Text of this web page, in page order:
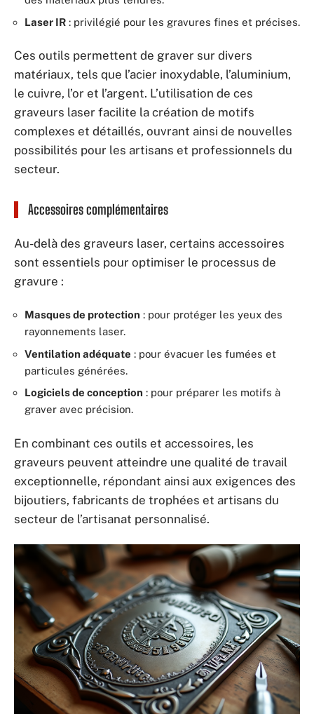
Laser IR : privilégié pour les gravures fines et précises.
Ces outils permettent de graver sur divers
matériaux, tels que l’acier inoxydable, l’aluminium,
le cuivre, l’or et l’argent. L’utilisation de ces
graveurs laser facilite la création de motifs
complexes et détaillés, ouvrant ainsi de nouvelles
possibilités pour les artisans et professionnels du
secteur.
Accessoires complémentaires
Au-delà des graveurs laser, certains accessoires
sont essentiels pour optimiser le processus de
gravure :
Masques de protection : pour protéger les yeux des
rayonnements laser.
Ventilation adéquate : pour évacuer les fumées et
particules générées.
Logiciels de conception : pour préparer les motifs à
graver avec précision.
En combinant ces outils et accessoires, les
graveurs peuvent atteindre une qualité de travail
exceptionnelle, répondant ainsi aux exigences des
bijoutiers, fabricants de trophées et artisans du
secteur de l’artisanat personnalisé.